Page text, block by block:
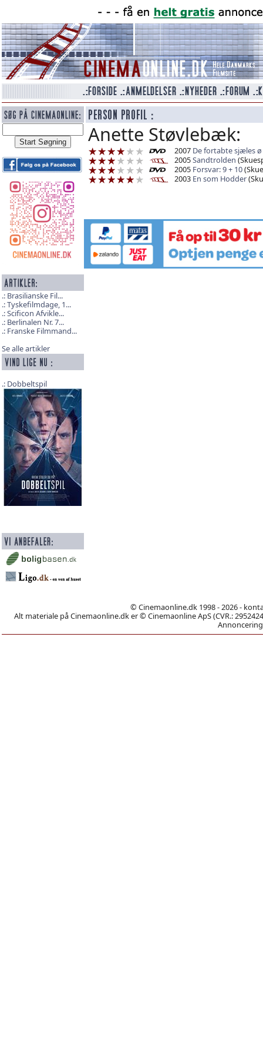
Brasilianske Fil...
Tyskefilmdage, 1...
Scificon Afvikle...
Berlinalen Nr. 7...
Franske Filmmand...
Se alle artikler
Dobbeltspil
Anette Støvlebæk:
2007 De fortabte sjæles ø
2005Sandtrolden
2005 Forsvar: 9 + 10
2003 En som Hodder
© Cinemaonline.dk 1998 - 2026 -
Alt materiale på Cinemaonline.dk er © Cinemaonline ApS (CVR.: